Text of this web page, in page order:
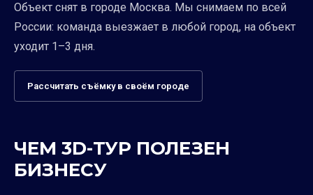
Объект снят в городе Москва. Мы снимаем по всей
России: команда выезжает в любой город, на объект
уходит 1–3 дня.
Рассчитать съёмку в своём городе
ЧЕМ 3D-ТУР ПОЛЕЗЕН
БИЗНЕСУ